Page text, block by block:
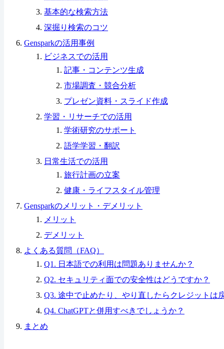
基本的な検索方法
深掘り検索のコツ
Gensparkの活用事例
ビジネスでの活用
記事・コンテンツ生成
市場調査・競合分析
プレゼン資料・スライド作成
学習・リサーチでの活用
学術研究のサポート
語学学習・翻訳
日常生活での活用
旅行計画の立案
健康・ライフスタイル管理
Gensparkのメリット・デメリット
メリット
デメリット
よくある質問（FAQ）
Q1. 日本語での利用は問題ありませんか？
Q2. セキュリティ面での安全性はどうですか？
Q3. 途中で止めたり、やり直したらクレジットは
Q4. ChatGPTと併用すべきでしょうか？
まとめ